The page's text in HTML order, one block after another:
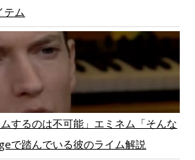
テム
するのは不可能」エミネム「そんな
で踏んでいる彼のライム解説